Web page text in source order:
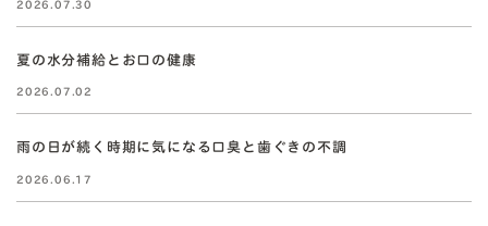
2026.07.30
夏の水分補給とお口の健康
2026.07.02
雨の日が続く時期に気になる口臭と歯ぐきの不調
2026.06.17